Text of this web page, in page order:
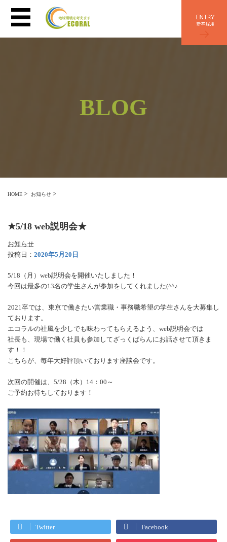
BLOG
HOME > お知らせ >
★5/18 web説明会★
お知らせ
投稿日： 2020年5月20日
5/18（月）web説明会を開催いたしました！
今回は最多の13名の学生さんが参加をしてくれました(^^♪
2021卒では、東京で働きたい営業職・事務職希望の学生さんを大募集し
ております。
エコラルの社風を少しでも味わってもらえるよう、web説明会では
社長も、現場で働く社員も参加してざっくばらんにお話させて頂きま
す！！
こちらが、毎年大好評頂いております座談会です。
次回の開催は、5/28（木）14：00～
ご予約お待ちしております！
Twitter Facebook